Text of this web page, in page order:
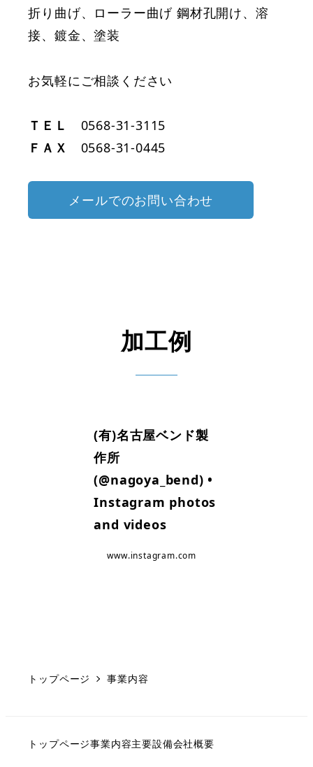
折り曲げ、ローラー曲げ 鋼材孔開け、溶
接、鍍金、塗装
お気軽にご相談ください
ＴＥＬ
0568-31-3115
ＦＡＸ
0568-31-0445
メールでのお問い合わせ
加工例
(有)名古屋ベンド製
作所
(@nagoya_bend) •
Instagram photos
and videos
www.instagram.com
トップページ 事業内容
トップページ事業内容主要設備会社概要